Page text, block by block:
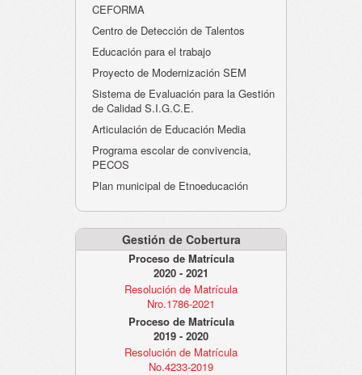
CEFORMA
Centro de Detección de Talentos
Educación para el trabajo
Proyecto de Modernización SEM
Sistema de Evaluación para la Gestión
de Calidad S.I.G.C.E.
Articulación de Educación Media
Programa escolar de convivencia,
PECOS
Plan municipal de Etnoeducación
Gestión de Cobertura
Proceso de Matrícula
2020 - 2021
Resolución de Matrícula
Nro.1786-2021
Proceso de Matrícula
2019 - 2020
Resolución de Matrícula
No.4233-2019